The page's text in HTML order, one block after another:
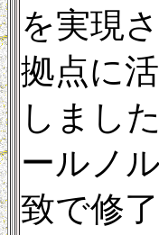
を実現
拠点に
しまし
ールノ
致で修